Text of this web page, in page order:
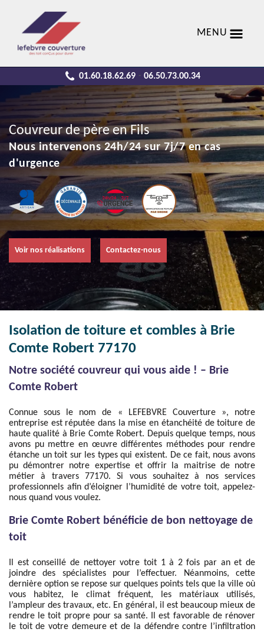
MENU
01.60.18.62.69 - 06.50.73.00.34
Couvreur de père en Fils
Nous intervenons 24h/24 sur 7j/7 en cas
d'urgence
Voir nos réalisations Contactez-nous
Isolation de toiture et combles à Brie
Comte Robert 77170
Notre société couvreur qui vous aide ! – Brie
Comte Robert
Connue sous le nom de « LEFEBVRE Couverture », notre
entreprise est réputée dans la mise en étanchéité de toiture de
haute qualité à Brie Comte Robert. Depuis quelque temps, nous
avons pu mettre en œuvre différentes méthodes pour rendre
étanche un toit sur les types qui existent. De ce fait, nous avons
pu démontrer notre expertise et offrir la maitrise de notre
métier à travers 77170. Si vous souhaitez à nos services
professionnels afin d’éloigner l’humidité de votre toit, appelez-
nous quand vous voulez.
Brie Comte Robert bénéficie de bon nettoyage de
toit
Il est conseillé de nettoyer votre toit 1 à 2 fois par an et de
joindre des spécialistes pour l’effectuer. Néanmoins, cette
dernière option se repose sur quelques points tels que la ville où
vous habitez, le climat fréquent, les matériaux utilisés,
l’ampleur des travaux, etc. En général, il est beaucoup mieux de
rendre le toit propre pour sa santé. Il est favorable de rénover
le toit de votre demeure et de la défendre contre l’infiltration